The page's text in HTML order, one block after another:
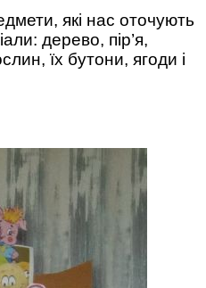
які нас оточують
: дерево, пір’я,
їх бутони, ягоди і